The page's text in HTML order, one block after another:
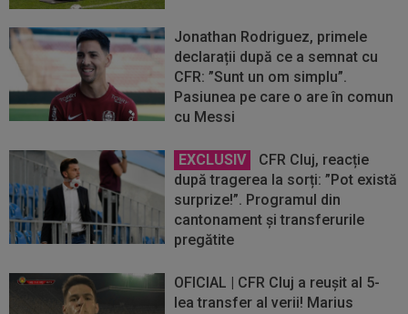
Jonathan Rodriguez, primele
declarații după ce a semnat cu
CFR: ”Sunt un om simplu”.
Pasiunea pe care o are în comun
cu Messi
EXCLUSIV
CFR Cluj, reacție
după tragerea la sorți: ”Pot există
surprize!”. Programul din
cantonament și transferurile
pregătite
OFICIAL | CFR Cluj a reușit al 5-
lea transfer al verii! Marius